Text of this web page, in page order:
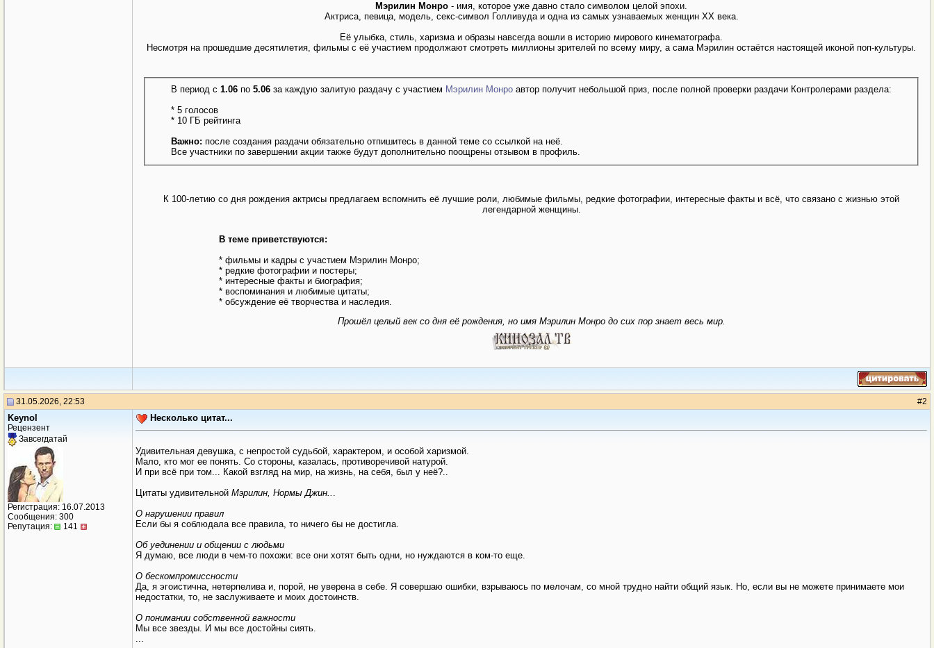
Мэрилин Монро - имя, которое уже давно стало символом целой эпохи.
Актриса, певица, модель, секс-символ Голливуда и одна из самых узнаваемых женщин XX века.
Её улыбка, стиль, харизма и образы навсегда вошли в историю мирового кинематографа.
Несмотря на прошедшие десятилетия, фильмы с её участием продолжают смотреть миллионы зрителей по всему миру, а сама Мэрилин остаётся настоящей иконой поп-культуры.
В период с 1.06 по 5.06 за каждую залитую раздачу с участием Мэрилин Монро автор получит небольшой приз, после полной проверки раздачи Контролерами раздела:
* 5 голосов
* 10 ГБ рейтинга
Важно: после создания раздачи обязательно отпишитесь в данной теме со ссылкой на неё.
Все участники по завершении акции также будут дополнительно поощрены отзывом в профиль.
К 100-летию со дня рождения актрисы предлагаем вспомнить её лучшие роли, любимые фильмы, редкие фотографии, интересные факты и всё, что связано с жизнью этой
легендарной женщины.
В теме приветствуются:
* фильмы и кадры с участием Мэрилин Монро;
* редкие фотографии и постеры;
* интересные факты и биография;
* воспоминания и любимые цитаты;
* обсуждение её творчества и наследия.
Прошёл целый век со дня её рождения, но имя Мэрилин Монро до сих пор знает весь мир.
31.05.2026, 22:53 #2
Keynol
Рецензент
Завсегдатай
Регистрация: 16.07.2013
Сообщения: 300
Репутация:
141
Несколько цитат...
Удивительная девушка, с непростой судьбой, характером, и особой харизмой.
Мало, кто мог ее понять. Со стороны, казалась, противоречивой натурой.
И при всё при том... Какой взгляд на мир, на жизнь, на себя, был у неё?..
Цитаты удивительной Мэрилин, Нормы Джин.. .
О нарушении правил
Если бы я соблюдала все правила, то ничего бы не достигла.
Об уединении и общении с людьми
Я думаю, все люди в чем-то похожи: все они хотят быть одни, но нуждаются в ком-то еще.
О бескомпромиссности
Да, я эгоистична, нетерпелива и, порой, не уверена в себе. Я совершаю ошибки, взрываюсь по мелочам, со мной трудно найти общий язык. Но, если вы не можете принимаете мои
недостатки, то, не заслуживаете и моих достоинств.
О понимании собственной важности
Мы все звезды. И мы все достойны сиять.
...